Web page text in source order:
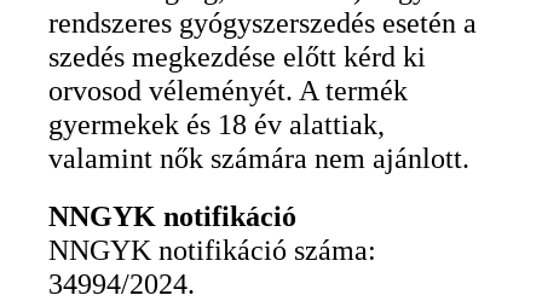
rendszeres gyógyszerszedés esetén a
szedés megkezdése előtt kérd ki
orvosod véleményét. A termék
gyermekek és 18 év alattiak,
valamint nők számára nem ajánlott.
NNGYK notifikáció
NNGYK notifikáció száma:
34994/2024.